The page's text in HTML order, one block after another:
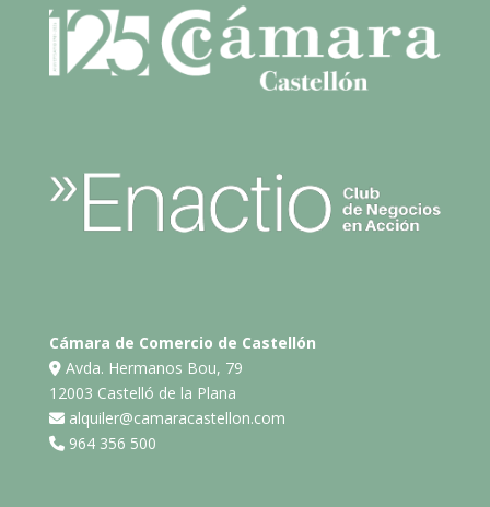
Cámara de Comercio de Castellón
Avda. Hermanos Bou, 79
12003 Castelló de la Plana
alquiler@camaracastellon.com
964 356 500